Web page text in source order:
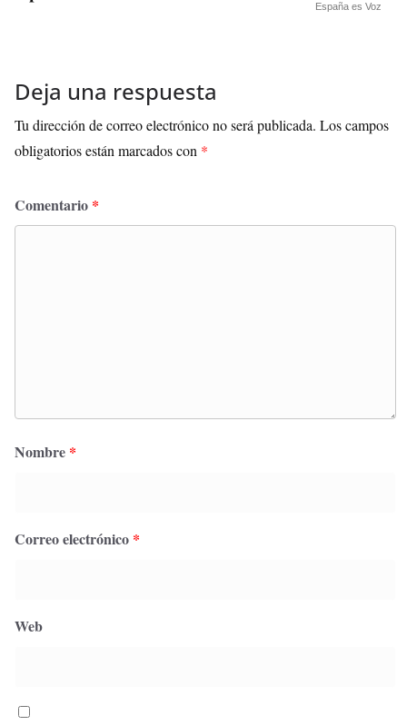
España es Voz
Deja una respuesta
Tu dirección de correo electrónico no será publicada. Los campos
obligatorios están marcados con *
Comentario *
Nombre *
Correo electrónico *
Web